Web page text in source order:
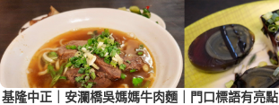
基隆中正｜安瀾橋吳媽媽牛肉麵｜門口標語有亮